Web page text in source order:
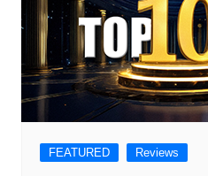
FEATURED Reviews